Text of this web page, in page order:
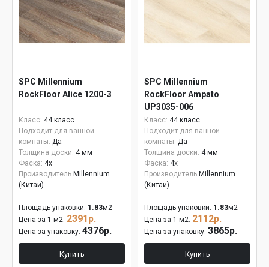
SPC Millennium
RockFloor Alice 1200-3
Класс: 44 класс
Подходит для ванной
комнаты: Да
Толщина доски: 4 мм
Фаска: 4x
Производитель Millennium
(Китай)
Площадь упаковки: 1.83м2
Цена за 1 м2: 2391р.
Цена за упаковку: 4376р.
Купить
SPC Millennium
RockFloor Ampato
UP3035-006
Класс: 44 класс
Подходит для ванной
комнаты: Да
Толщина доски: 4 мм
Фаска: 4x
Производитель Millennium
(Китай)
Площадь упаковки: 1.83м2
Цена за 1 м2: 2112р.
Цена за упаковку: 3865р.
Купить